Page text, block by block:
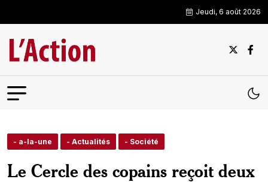
Jeudi, 6 août 2026
- a-la-une - Actualités - Société
Le Cercle des copains reçoit deux